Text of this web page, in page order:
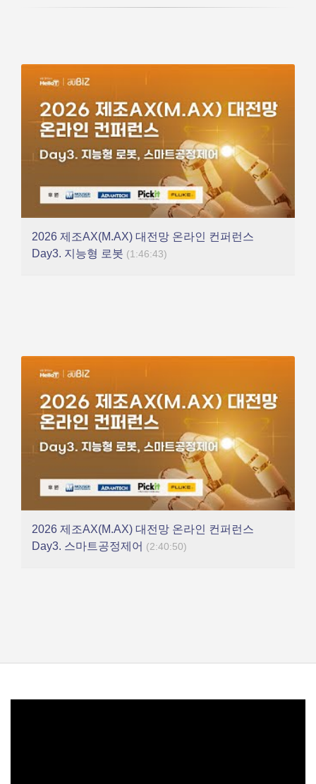
2026 제조AX(M.AX) 대전망 온라인 컨퍼런스
Day3. 지능형 로봇 (1:46:43)
2026 제조AX(M.AX) 대전망 온라인 컨퍼런스
Day3. 스마트공정제어 (2:40:50)